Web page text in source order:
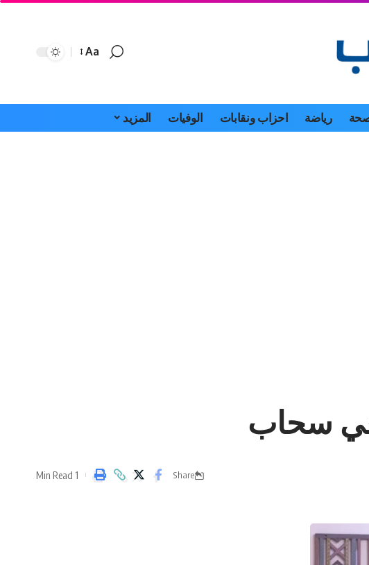
Font
Aa
رياضة احزاب ونقابات الوفيات المزيد
في سحاب
Share
1 Min Read